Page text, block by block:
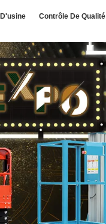
Contrôle De Qualité